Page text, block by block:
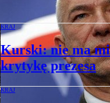
KRAJ
Kurski: nie ma
krytykę prezesa
KRAJ